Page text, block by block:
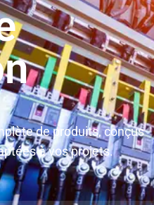
de produits, conçus
à vos projets.